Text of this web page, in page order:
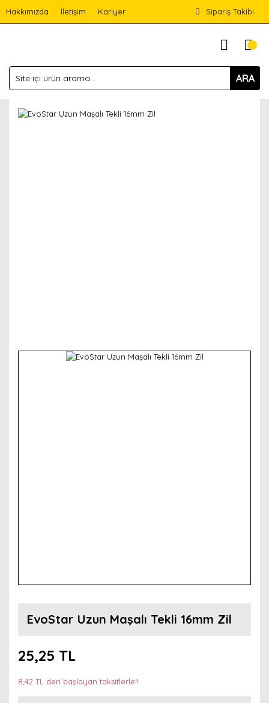
Hakkımızda İletişim Kariyer Sipariş Takibi
ARA
EvoStar Uzun Maşalı Tekli 16mm Zil
25,25 TL
8,42 TL den başlayan taksitlerle!!